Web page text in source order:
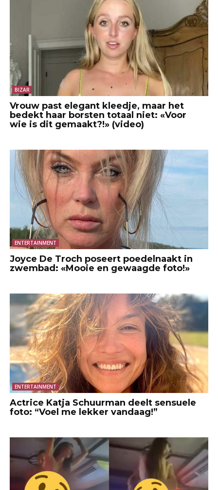
BIZAR
Vrouw past elegant kleedje, maar het
bedekt haar borsten totaal niet: «Voor
wie is dit gemaakt?!» (video)
ENTERTAINMENT
Joyce De Troch poseert poedelnaakt in
zwembad: «Mooie en gewaagde foto!»
ENTERTAINMENT
Actrice Katja Schuurman deelt sensuele
foto: “Voel me lekker vandaag!”